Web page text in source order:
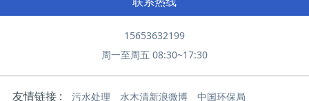
15653632199
周一至周五 08:30~17:30
友情链接 : 污水处理 水木清新浪微博 中国环保局